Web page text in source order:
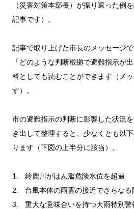
（災害対策本部長）が振り返った例
記事です）。
記事で取り上げた市長のメッセージ
「どのような判断根拠で避難指示が
料としても読むことができます（メ
す）。
市の避難指示の判断に影響した状況
き出して整理すると、少なくとも以
ります（下図の上半分に該当）。
1. 鈴鹿川がはん濫危険水位を超過
2. 台風本体の雨雲の接近でさらなる
3. 重大な意味合いを持つ大雨特別警